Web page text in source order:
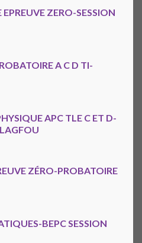
ZERO-SESSION
A C D TI-
APC TLE C ET D-
ZÉRO-PROBATOIRE
BEPC SESSION